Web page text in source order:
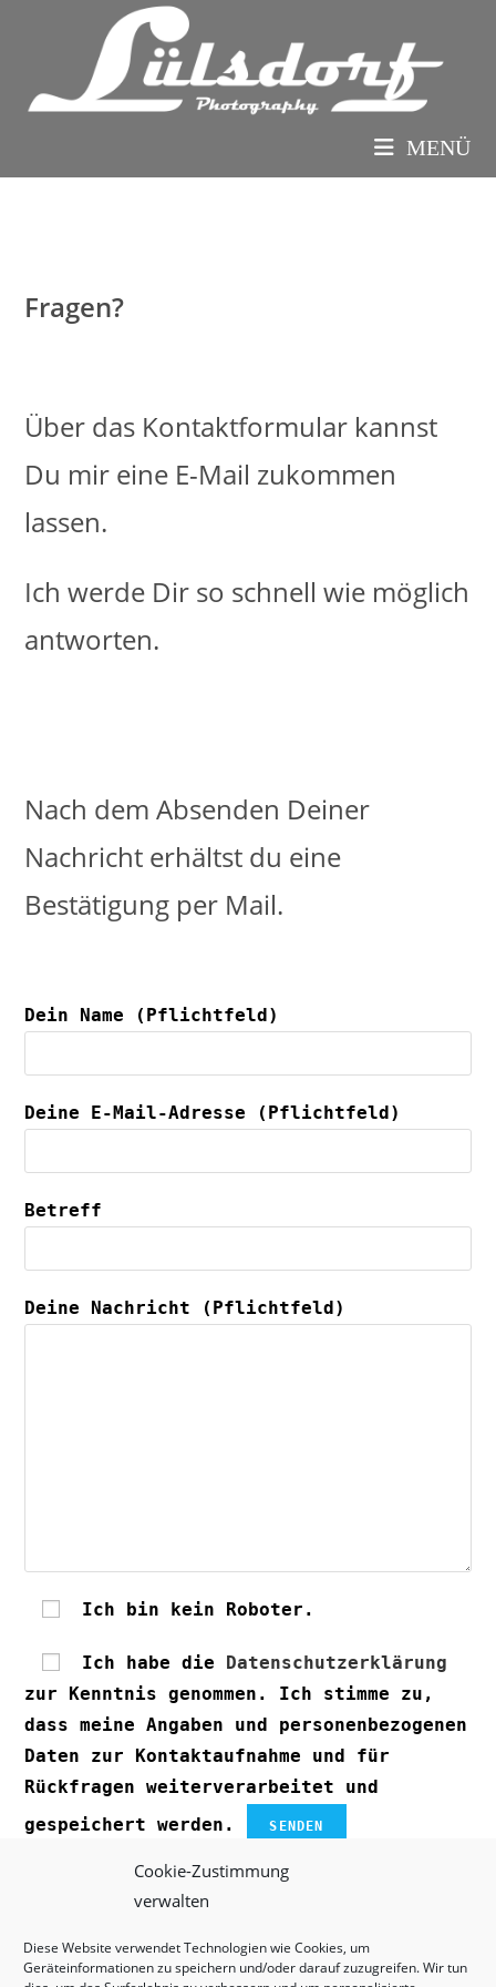
Cookie-Zustimmung
verwalten
Diese Website verwendet Technologien wie Cookies, um
Geräteinformationen zu speichern und/oder darauf zuzugreifen. Wir tun
MENÜ
Fragen?
Über das Kontaktformular kannst
Du mir eine E-Mail zukommen
lassen.
Ich werde Dir so schnell wie möglich
antworten.
Nach dem Absenden Deiner
Nachricht erhältst du eine
Bestätigung per Mail.
Dein Name (Pflichtfeld)
Deine E-Mail-Adresse (Pflichtfeld)
Betreff
Deine Nachricht (Pflichtfeld)
Ich bin kein Roboter.
Ich habe die Datenschutzerklärung
zur Kenntnis genommen. Ich stimme zu,
dass meine Angaben und personenbezogenen
Daten zur Kontaktaufnahme und für
Rückfragen weiterverarbeitet und
gespeichert werden.